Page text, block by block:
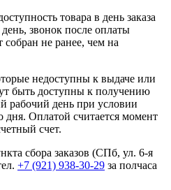
товара в день заказа
звонок после оплаты
собран не ранее, чем на
недоступны к выдаче или
быть доступны к получению
рабочий день при условии
дня. Оплатой считается момент
счет.
сборa заказов (СПб, ул. 6-я
+7 (921) 938-30-29 за полчаса